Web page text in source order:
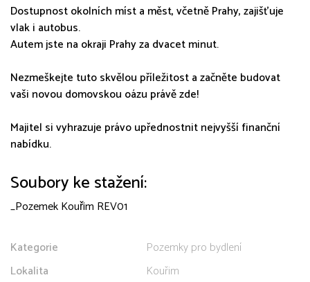
Dostupnost okolních míst a měst, včetně Prahy, zajišťuje
vlak i autobus.
Autem jste na okraji Prahy za dvacet minut.
Nezmeškejte tuto skvělou příležitost a začněte budovat
vaši novou domovskou oázu právě zde!
Majitel si vyhrazuje právo upřednostnit nejvyšší finanční
nabídku.
Soubory ke stažení:
_Pozemek Kouřim REV01
Kategorie
Pozemky pro bydlení
Lokalita
Kouřim